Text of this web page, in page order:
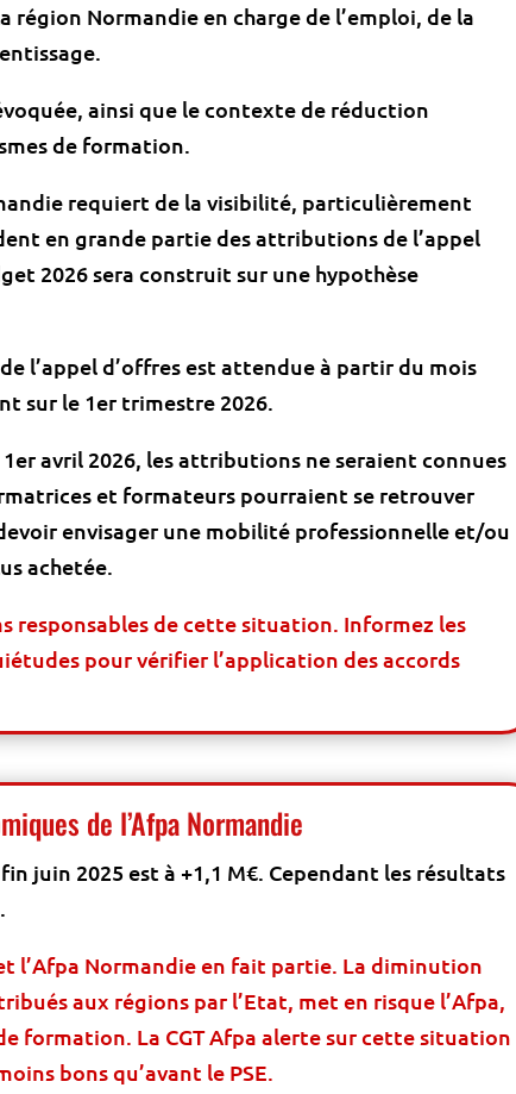
région Normandie en charge de l’emploi, de la
ainsi que le contexte de réduction
de formation.
requiert de la visibilité, particulièrement
en grande partie des attributions de l’appel
2026 sera construit sur une hypothèse
l’appel d’offres est attendue à partir du mois
sur le 1er trimestre 2026.
avril 2026, les attributions ne seraient connues
et formateurs pourraient se retrouver
envisager une mobilité professionnelle et/ou
achetée.
responsables de cette situation. Informez les
pour vérifier l’application des accords
de l’Afpa Normandie
juin 2025 est à +1,1 M€. Cependant les résultats
l’Afpa Normandie en fait partie. La diminution
aux régions par l’Etat, met en risque l’Afpa,
formation. La CGT Afpa alerte sur cette situation
bons qu’avant le PSE.